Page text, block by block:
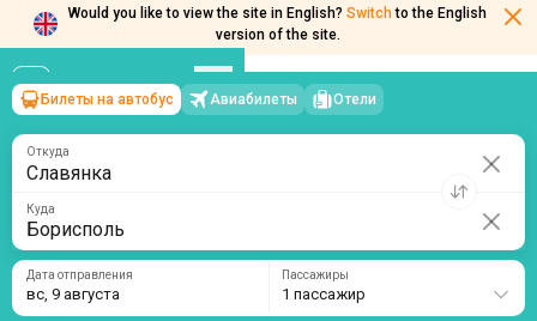
Would you like to view the site in English? Switch to the English
version of the site.
Славянка Борисполь
Билеты на автобус Авиабилеты Отели
Куда
Дата отправления
вс, 9 августа
Искать жилье